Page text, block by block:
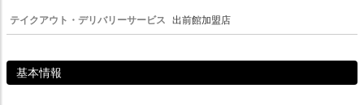
テイクアウト・デリバリーサービス 出前館加盟店
基本情報